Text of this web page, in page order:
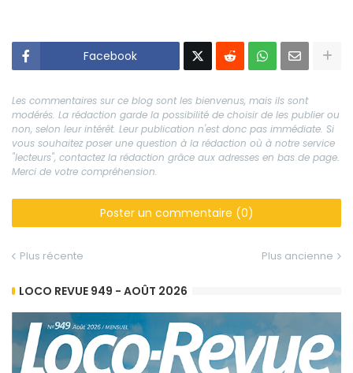
Facebook
Les commentaires sur ce blog sont les bienvenus, mais ils sont
modérés. La rédaction garde la possibilité de choisir de les publier ou
non, selon leur intérêt. Leur publication n'est donc pas immédiate. Si
vous souhaitez poser une question à la rédaction où à notre service
"lecteurs", contactez la rédaction grâce aux adresses en bas de page.
Merci de votre compréhension.
Poster un commentaire (0)
Plus récente Plus ancienne
LOCO REVUE 949 - AOÛT 2026